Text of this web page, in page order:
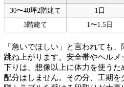
30〜40坪2階建て
1日
3階建て
1〜1.5日
「急いでほしい」と言われても
跳ね上がります。安全帯やヘルメ
下りは、想像以上に体力を使う
配分はしません。その分、工期